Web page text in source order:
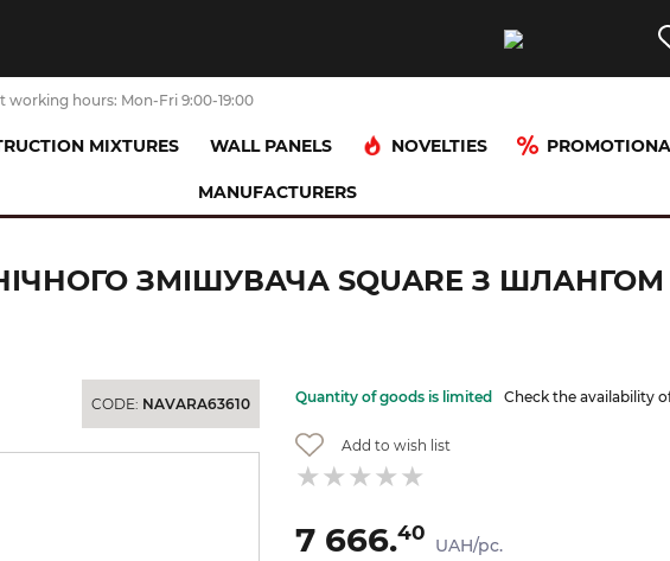
working hours: Mon-Fri 9:00-19:00
MIXTURES WALL PANELS NOVELTIES
MANUFACTURERS
Зовнішня частина для гігієнічного змішувача Square з шлангом 1,25 см, matt black
ЗМІШУВАЧА SQUARE З ШЛАНГОМ
CODE: NAVARA63610 Quantity of goods is limited Check the availability
Add to wish list
7 666.40
UAH/pc.